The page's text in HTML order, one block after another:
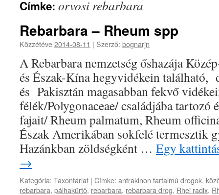
Címke: orvosi rebarbara
Rebarbara – Rheum spp
Közzétéve2014-08-11 | Szerző: bognarjn
A Rebarbara nemzetség őshazája
és Észak-Kína hegyvidékein található,
és Pakisztán magasabban fekvő
félék/Polygonaceae/ családjába tartozó
fajait/ Rheum palmatum, Rheum
Észak Amerikában sokfelé termesztik
Hazánkban zöldségként … Egy
→
Kategória: Taxontárlat | Címke: antrakinon tartalmú drogok,
rebarbara, pálhakürtő, rebarbara, rebarbara drog, Rhei radix,